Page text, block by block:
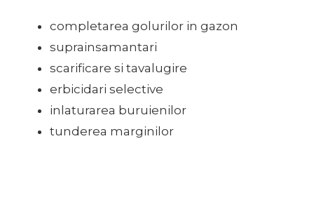
completarea golurilor in gazon
suprainsamantari
scarificare si tavalugire
erbicidari selective
inlaturarea buruienilor
tunderea marginilor